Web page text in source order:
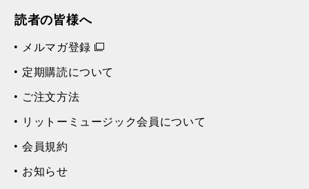
読者の皆様へ
メルマガ登録
定期購読について
ご注文方法
リットーミュージック会員について
会員規約
お知らせ